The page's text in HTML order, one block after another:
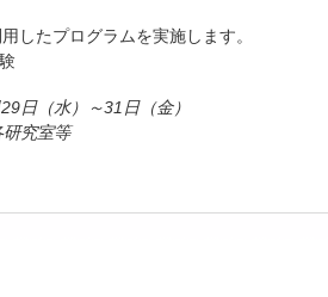
したプログラムを実施します。
日（水）～31日（金）
究室等